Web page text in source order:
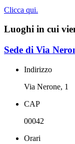
Clicca qui.
Luoghi in cui
Sede di Via
Indirizzo
Via Nerone, 1
CAP
00042
Orari